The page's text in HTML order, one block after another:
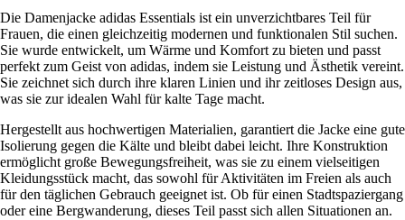
Die Damenjacke adidas Essentials ist ein unverzichtbares Teil für
Frauen, die einen gleichzeitig modernen und funktionalen Stil suchen.
Sie wurde entwickelt, um Wärme und Komfort zu bieten und passt
perfekt zum Geist von adidas, indem sie Leistung und Ästhetik vereint.
Sie zeichnet sich durch ihre klaren Linien und ihr zeitloses Design aus,
was sie zur idealen Wahl für kalte Tage macht.
Hergestellt aus hochwertigen Materialien, garantiert die Jacke eine gute
Isolierung gegen die Kälte und bleibt dabei leicht. Ihre Konstruktion
ermöglicht große Bewegungsfreiheit, was sie zu einem vielseitigen
Kleidungsstück macht, das sowohl für Aktivitäten im Freien als auch
für den täglichen Gebrauch geeignet ist. Ob für einen Stadtspaziergang
oder eine Bergwanderung, dieses Teil passt sich allen Situationen an.